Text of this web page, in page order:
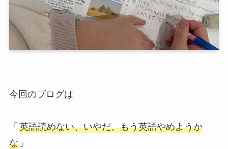
今回のブログは
「 英語読めない、いやだ、もう英語やめようか
な」